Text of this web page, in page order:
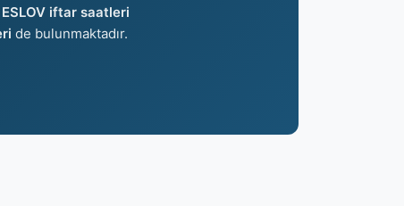
ESLOV iftar saatleri
de bulunmaktadır.